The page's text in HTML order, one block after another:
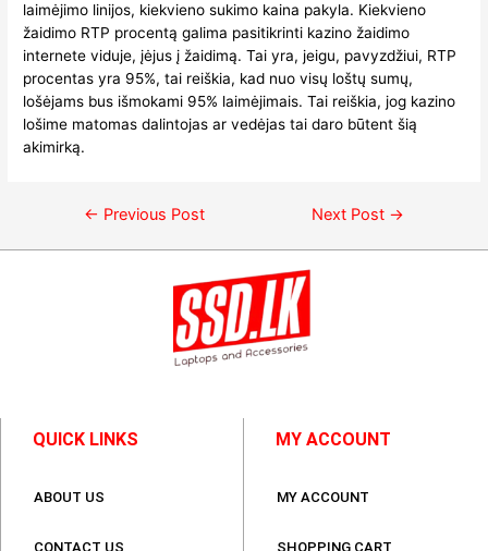
laimėjimo linijos, kiekvieno sukimo kaina pakyla. Kiekvieno
žaidimo RTP procentą galima pasitikrinti kazino žaidimo
internete viduje, įėjus į žaidimą. Tai yra, jeigu, pavyzdžiui, RTP
procentas yra 95%, tai reiškia, kad nuo visų loštų sumų,
lošėjams bus išmokami 95% laimėjimais. Tai reiškia, jog kazino
lošime matomas dalintojas ar vedėjas tai daro būtent šią
akimirką.
← Previous Post Next Post →
QUICK LINKS
ABOUT US
CONTACT US
MY ACCOUNT
MY ACCOUNT
SHOPPING CART